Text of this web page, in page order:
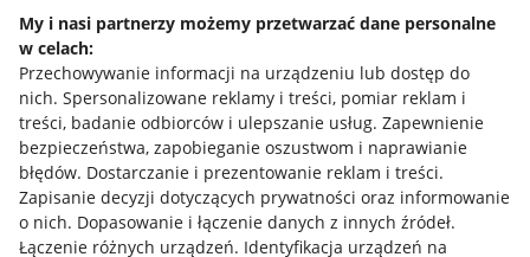
My i nasi partnerzy możemy przetwarzać dane personalne
w celach:
Przechowywanie informacji na urządzeniu lub dostęp do
nich. Spersonalizowane reklamy i treści, pomiar reklam i
treści, badanie odbiorców i ulepszanie usług. Zapewnienie
bezpieczeństwa, zapobieganie oszustwom i naprawianie
błędów. Dostarczanie i prezentowanie reklam i treści.
Zapisanie decyzji dotyczących prywatności oraz informowanie
o nich. Dopasowanie i łączenie danych z innych źródeł.
Łączenie różnych urządzeń. Identyfikacja urządzeń na
Mapa miejscowości
Informacje prawne
Regulamin
Polityka plików "cookies"
Ustawienia plików "cookies"